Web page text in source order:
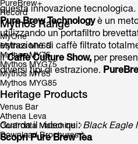
PureBrew+
Record
Mythos Range
MyOne
Mythos MY65
Mythos MY75
Mythos MYG75
Mythos MY85
Mythos MYG85
Heritage Products
Venus Bar
Athena Leva
Confronta Macchine
Download Brochures
questa innovazione
Pure Brew Technologyè un
utilizzando un portafiltro
estrazione di caffè filtrato
ilCaffè Culture Show, per
diversi tipi di estrazione.
Guarda il video qui:Black Eagle
Scopri Pure Brew Tea